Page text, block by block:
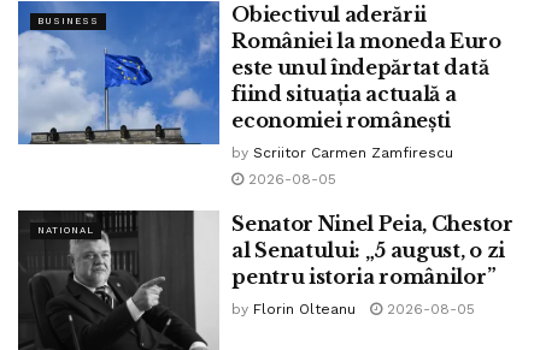
măsurile preconizate acum de autorități
nu este întotdeauna evidentă,
încrederea în forța cunoașterii științifice
și a creației spirituale trebuie să rămână
nezdruncinată, fiindcă omenirea a mers
înainte și a depășit crizele numeroase
prin care a trecut datorită științei,
cercetării, invențiilor și descoperirilor
făcute de savanți și de creatorii de valori
intelectuale.
Membrii Academiei sunt, în cea mai
BUSINESS
Obiectivul aderării
României la moneda Euro
este unul îndepărtat dată
fiind situația actuală a
economiei românești
by Scriitor Carmen Zamfirescu
2026-08-05
NATIONAL
Senator Ninel Peia, Chestor
al Senatului: „5 august, o zi
pentru istoria românilor”
by Florin Olteanu 2026-08-05